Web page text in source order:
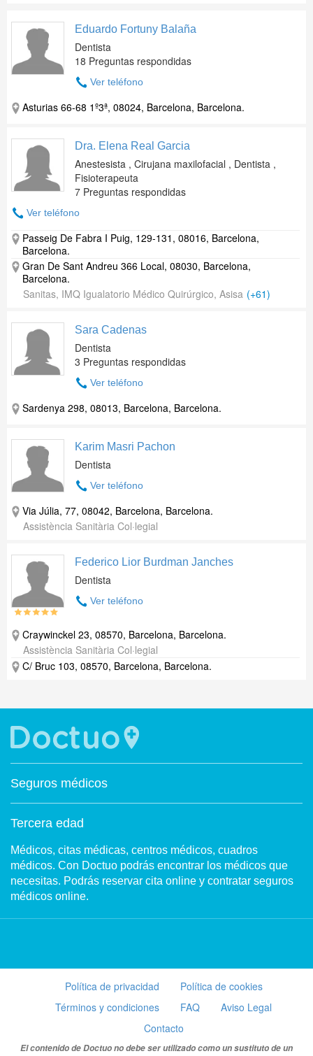
Eduardo Fortuny Balaña
Dentista
18 Preguntas respondidas
Ver teléfono
Asturias 66-68 1º3ª, 08024, Barcelona, Barcelona.
Dra. Elena Real Garcia
Anestesista , Cirujana maxilofacial , Dentista ,
Fisioterapeuta
7 Preguntas respondidas
Ver teléfono
Passeig De Fabra I Puig, 129-131, 08016, Barcelona,
Barcelona.
Gran De Sant Andreu 366 Local, 08030, Barcelona,
Barcelona.
Sanitas, IMQ Igualatorio Médico Quirúrgico, Asisa (+61)
Sara Cadenas
Dentista
3 Preguntas respondidas
Ver teléfono
Sardenya 298, 08013, Barcelona, Barcelona.
Karim Masri Pachon
Dentista
Ver teléfono
Via Júlia, 77, 08042, Barcelona, Barcelona.
Assistència Sanitària Col·legial
Federico Lior Burdman Janches
Dentista
Ver teléfono
Craywinckel 23, 08570, Barcelona, Barcelona.
Assistència Sanitària Col·legial
C/ Bruc 103, 08570, Barcelona, Barcelona.
Seguros médicos
Tercera edad
Médicos, citas médicas, centros médicos, cuadros
médicos. Con Doctuo podrás encontrar los médicos que
necesitas. Podrás reservar cita online y contratar seguros
médicos online.
Política de privacidad
Política de cookies
Términos y condiciones
FAQ
Aviso Legal
Contacto
El contenido de Doctuo no debe ser utilizado como un sustituto de un